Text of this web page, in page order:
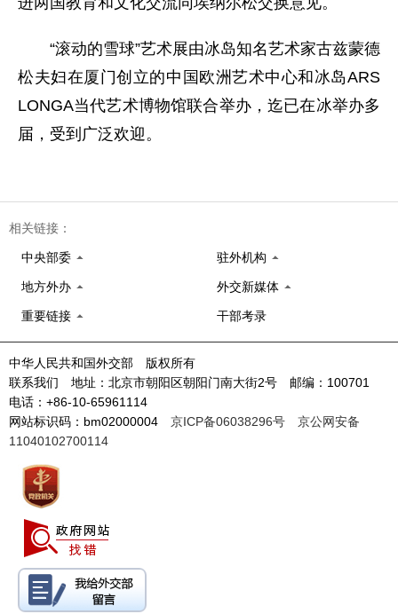
“滚动的雪球”艺术展由冰岛知名艺术家古兹蒙德
松夫妇在厦门创立的中国欧洲艺术中心和冰岛ARS
LONGA当代艺术博物馆联合举办，迄已在冰举办多
届，受到广泛欢迎。
相关链接：
中央部委 驻外机构
地方外办 外交新媒体
重要链接 干部考录
中华人民共和国外交部 版权所有
联系我们 地址：北京市朝阳区朝阳门南大街2号 邮编：100701
电话：+86-10-65961114
网站标识码：bm02000004 京ICP备06038296号
京公网安备
11040102700114